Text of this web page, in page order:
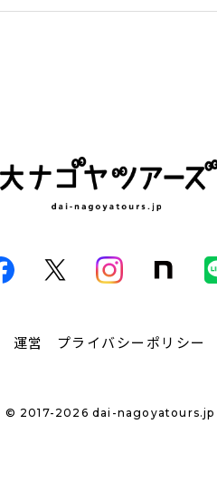
運営 プライバシーポリシー
© 2017-2026 dai-nagoyatours.jp